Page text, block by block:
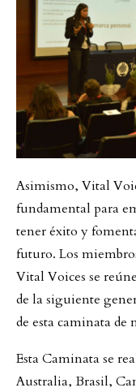
Asimismo, Vital
fundamental para
tener éxito y
futuro. Los
Vital Voices se
de la siguiente
de esta caminata de
Esta Caminata se
Australia, Brasil,